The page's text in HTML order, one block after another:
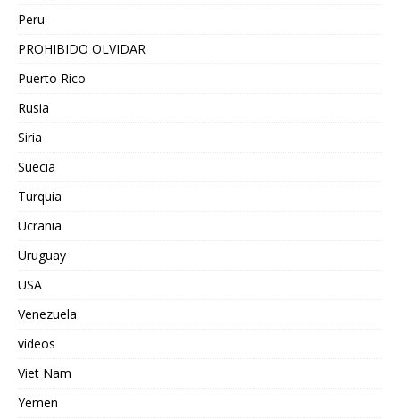
Peru
PROHIBIDO OLVIDAR
Puerto Rico
Rusia
Siria
Suecia
Turquia
Ucrania
Uruguay
USA
Venezuela
videos
Viet Nam
Yemen